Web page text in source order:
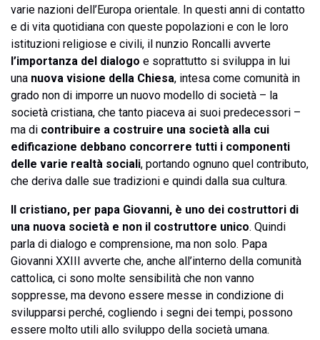
varie nazioni dell’Europa orientale. In questi anni di contatto
e di vita quotidiana con queste popolazioni e con le loro
istituzioni religiose e civili, il nunzio Roncalli avverte
l’importanza del dialogo e soprattutto si sviluppa in lui
una nuova visione della Chiesa, intesa come comunità in
grado non di imporre un nuovo modello di società – la
società cristiana, che tanto piaceva ai suoi predecessori –
ma di contribuire a costruire una società alla cui
edificazione debbano concorrere tutti i componenti
delle varie realtà sociali, portando ognuno quel contributo,
che deriva dalle sue tradizioni e quindi dalla sua cultura.
Il cristiano, per papa Giovanni, è uno dei costruttori di
una nuova società e non il costruttore unico. Quindi
parla di dialogo e comprensione, ma non solo. Papa
Giovanni XXIII avverte che, anche all’interno della comunità
cattolica, ci sono molte sensibilità che non vanno
soppresse, ma devono essere messe in condizione di
svilupparsi perché, cogliendo i segni dei tempi, possono
essere molto utili allo sviluppo della società umana.